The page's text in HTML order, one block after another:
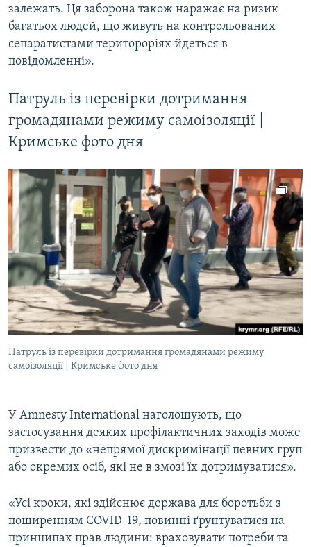
залежать. Ця заборона також наражає на ризик
багатьох людей, що живуть на контрольованих
сепаратистами територоріях йдеться в
повідомленні».
Патруль із перевірки дотримання
громадянами режиму самоізоляції |
Кримське фото дня
Патруль із перевірки дотримання громадянами режиму
самоізоляції | Кримське фото дня
У Amnesty International наголошують, що
застосування деяких профілактичних заходів може
призвести до «непрямої дискримінації певних груп
або окремих осіб, які не в змозі їх дотримуватися».
«Усі кроки, які здійснює держава для боротьби з
поширенням COVID-19, повинні ґрунтуватися на
принципах прав людини: враховувати потреби та